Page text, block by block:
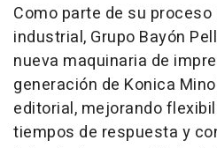
Como parte de su
industrial, Grupo Bayón
nueva maquinaria de
generación de Konica
editorial, mejorando
tiempos de respuesta y